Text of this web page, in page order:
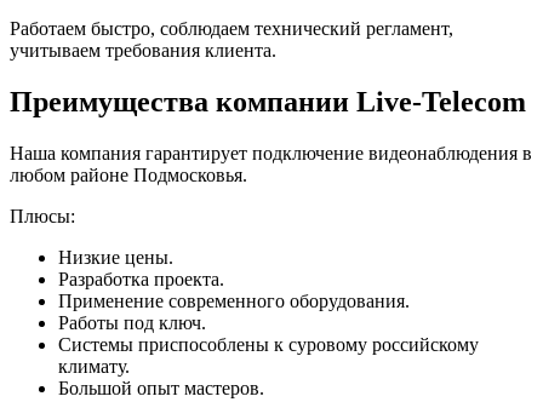
Работаем быстро, соблюдаем технический регламент,
учитываем требования клиента.
Преимущества компании Live-Telecom
Наша компания гарантирует подключение видеонаблюдения в
любом районе Подмосковья.
Плюсы:
Низкие цены.
Разработка проекта.
Применение современного оборудования.
Работы под ключ.
Системы приспособлены к суровому российскому
климату.
Большой опыт мастеров.